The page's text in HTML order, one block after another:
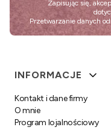
Zapisując się,
Przetwarzanie danych
Linki w stopce
INFORMACJE
Kontakt i dane firmy
O mnie
Program lojalnościowy